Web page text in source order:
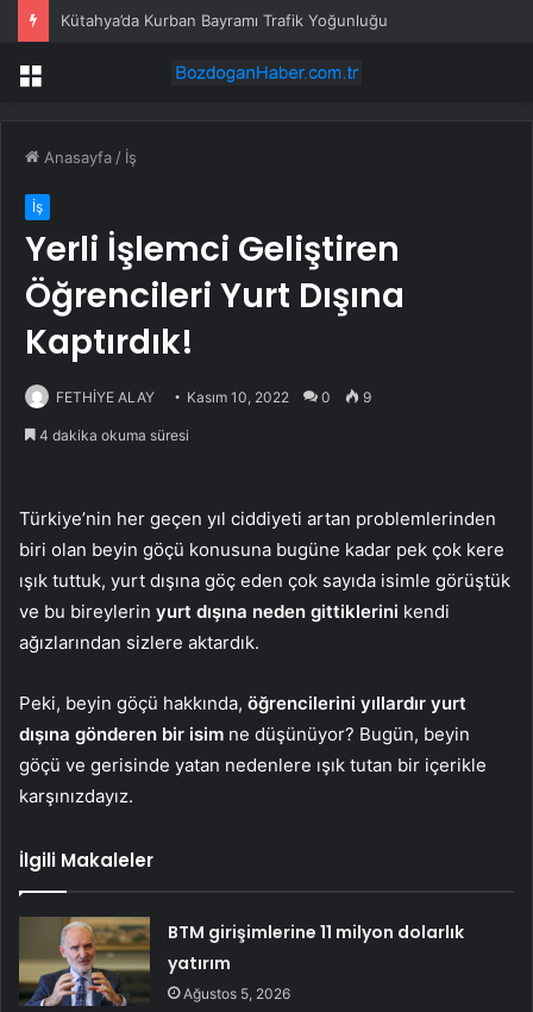
Kütahya’da Kurban Bayramı Trafik Yoğunluğu
Menü
Anasayfa / İş
İş
Yerli İşlemci Geliştiren
Öğrencileri Yurt Dışına
Kaptırdık!
FETHİYE ALAY Kasım 10, 2022 0 9
4 dakika okuma süresi
Türkiye’nin her geçen yıl ciddiyeti artan problemlerinden
biri olan beyin göçü konusuna bugüne kadar pek çok kere
ışık tuttuk, yurt dışına göç eden çok sayıda isimle görüştük
ve bu bireylerin yurt dışına neden gittiklerini kendi
ağızlarından sizlere aktardık.
Peki, beyin göçü hakkında, öğrencilerini yıllardır yurt
dışına gönderen bir isim ne düşünüyor? Bugün, beyin
göçü ve gerisinde yatan nedenlere ışık tutan bir içerikle
karşınızdayız.
İlgili Makaleler
BTM girişimlerine 11 milyon dolarlık
yatırım
Ağustos 5, 2026